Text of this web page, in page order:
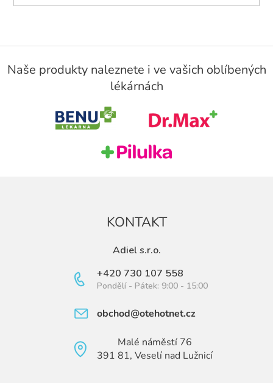
Z
Naše produkty naleznete i ve vašich oblíbených
lékárnách
KONTAKT
Adiel s.r.o.
+420 730 107 558
Pondělí - Pátek: 9:00 - 15:00
obchod@otehotnet.cz
Malé náměstí 76
391 81, Veselí nad Lužnicí